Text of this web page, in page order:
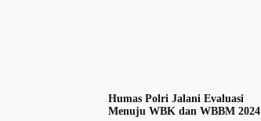
Humas Polri Jalani Evaluasi
Menuju WBK dan WBBM 2024